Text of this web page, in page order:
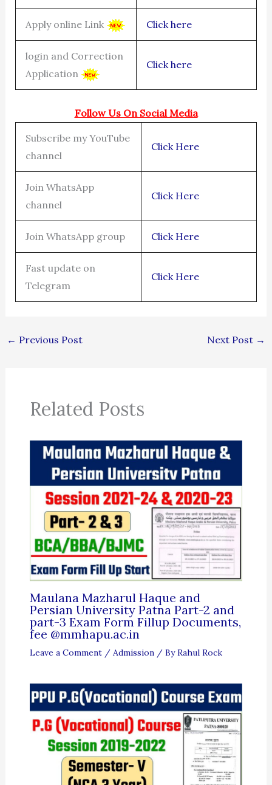
Apply online Link Click here
login and Correction
Application
Click here
Follow Us On Social Media
Subscribe my YouTube
channel
Click Here
Join WhatsApp
channel
Click Here
Join WhatsApp group Click Here
Fast update on
Telegram
Click Here
← Previous Post Next Post →
Related Posts
Maulana Mazharul Haque and
Persian University Patna Part-2 and
part-3 Exam Form Fillup Documents,
fee @mmhapu.ac.in
Leave a Comment / Admission/ ByRahul Rock